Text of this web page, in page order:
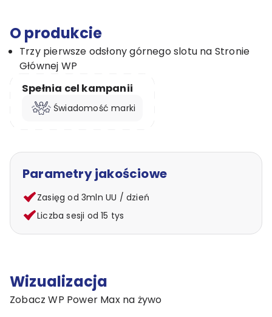
O produkcie
Trzy pierwsze odsłony górnego slotu na Stronie
Głównej WP
Spełnia cel kampanii
Świadomość marki
Parametry jakościowe
Zasięg od 3mln UU / dzień
Liczba sesji od 15 tys
Wizualizacja
Zobacz WP Power Max na żywo